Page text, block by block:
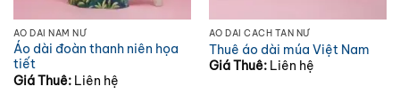
ÁO DÀI NAM NỮ
Áo dài đoàn thanh niên họa
tiết
Giá Thuê: Liên hệ
ÁO DÀI CÁCH TÂN NỮ
Thuê áo dài múa Việt Nam
Giá Thuê: Liên hệ